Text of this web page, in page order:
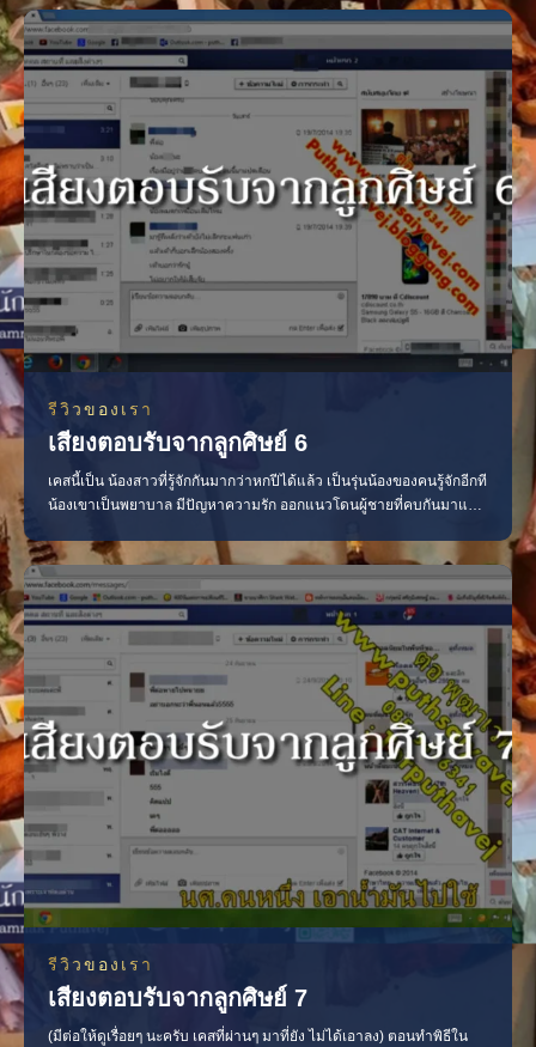
คาถาเข้า ถ้าแฟนไม่เจอเราจะตายให้ได้ 555 ของแ
รีวิวของเรา
เสียงตอบรับจากลูกศิษย์ 6
เคสนี้เป็น น้องสาวที่รู้จักกันมากว่าหกปีได้แล้ว เป็นรุ่นน้องของคนรู้จักอีกที
น้องเขาเป็นพยาบาล มีปัญหาความรัก ออกแนวโดนผู้ชายที่คบกันมาแปด
ดราม่าเลยยย 1. 2. 3. 4. 5. 6. 7. 8. 9. 10. 11. 12 13. 14. 15. 16. 17.
18. 19. 20.
รีวิวของเรา
เสียงตอบรับจากลูกศิษย์ 7
(มีต่อให้ดูเรื่อยๆ นะครับ เคสที่ผ่านๆ มาที่ยัง ไม่ได้เอาลง) ตอนทำพิธีใน